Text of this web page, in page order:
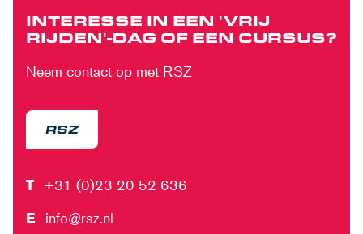
INTERESSE IN EEN 'VRIJ
RIJDEN'-DAG OF EEN CURSUS?
Neem contact op met RSZ
RSZ
T +31 (0)23 20 52 636
E info@rsz.nl